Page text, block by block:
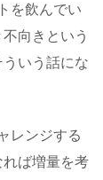
を飲んでい
向きという
いう話にな
レンジする
ば増量を考